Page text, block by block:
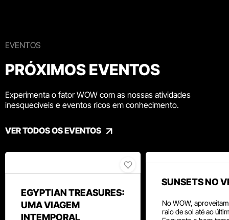
EVENTOS
PRÓXIMOS EVENTOS
Experimenta o fator WOW com as nossas atividades
inesquecíveis e eventos ricos em conhecimento.
VER TODOS OS EVENTOS
EGYPTIAN TREASURES:
UMA VIAGEM
INTEMPORAL
SUNSETS NO
No WOW,
raio de sol até ao